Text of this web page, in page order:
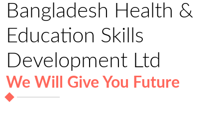
Bangladesh Health &
Education Skills
Development Ltd
We Will Give You Future